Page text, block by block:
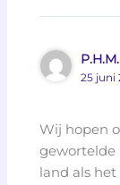
25 juni
Wij hopen
gewortelde
land als